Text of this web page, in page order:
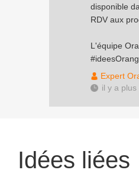
disponible
RDV aux
L'équipe
Expert
il y a
Idées liées